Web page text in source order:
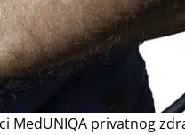
MedUNIQA privatnog